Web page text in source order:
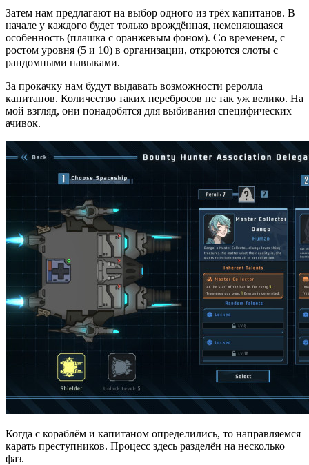
Затем нам предлагают на выбор одного из трёх капитанов. В
начале у каждого будет только врождённая, неменяющаяся
особенность (плашка с оранжевым фоном). Со временем, с
ростом уровня (5 и 10) в организации, откроются слоты с
рандомными навыками.
За прокачку нам будут выдавать возможности реролла
капитанов. Количество таких перебросов не так уж велико. На
мой взгляд, они понадобятся для выбивания специфических
ачивок.
Когда с кораблём и капитаном определились, то направляемся
карать преступников. Процесс здесь разделён на несколько
фаз.